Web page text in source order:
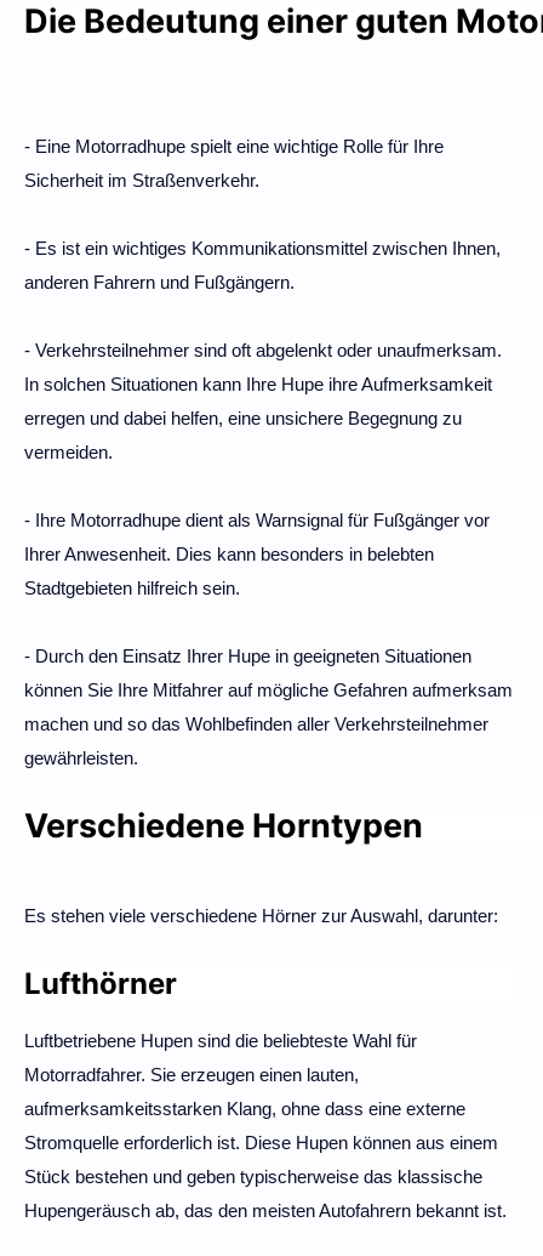
Die Bedeutung einer guten
- Eine Motorradhupe spielt eine wichtige Rolle für Ihre
Sicherheit im Straßenverkehr.
- Es ist ein wichtiges Kommunikationsmittel zwischen Ihnen,
anderen Fahrern und Fußgängern.
- Verkehrsteilnehmer sind oft abgelenkt oder unaufmerksam.
In solchen Situationen kann Ihre Hupe ihre Aufmerksamkeit
erregen und dabei helfen, eine unsichere Begegnung zu
vermeiden.
- Ihre Motorradhupe dient als Warnsignal für Fußgänger vor
Ihrer Anwesenheit. Dies kann besonders in belebten
Stadtgebieten hilfreich sein.
- Durch den Einsatz Ihrer Hupe in geeigneten Situationen
können Sie Ihre Mitfahrer auf mögliche Gefahren aufmerksam
machen und so das Wohlbefinden aller Verkehrsteilnehmer
gewährleisten.
Verschiedene Horntypen
Es stehen viele verschiedene Hörner zur Auswahl, darunter:
Lufthörner
Luftbetriebene Hupen sind die beliebteste Wahl für
Motorradfahrer. Sie erzeugen einen lauten,
aufmerksamkeitsstarken Klang, ohne dass eine externe
Stromquelle erforderlich ist. Diese Hupen können aus einem
Stück bestehen und geben typischerweise das klassische
Hupengeräusch ab, das den meisten Autofahrern bekannt ist.